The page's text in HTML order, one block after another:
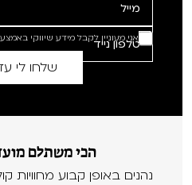
אני מעוניין לקבל מידע שיווקי
הכי משתלם
נהנים באופן קבוע מחוויות